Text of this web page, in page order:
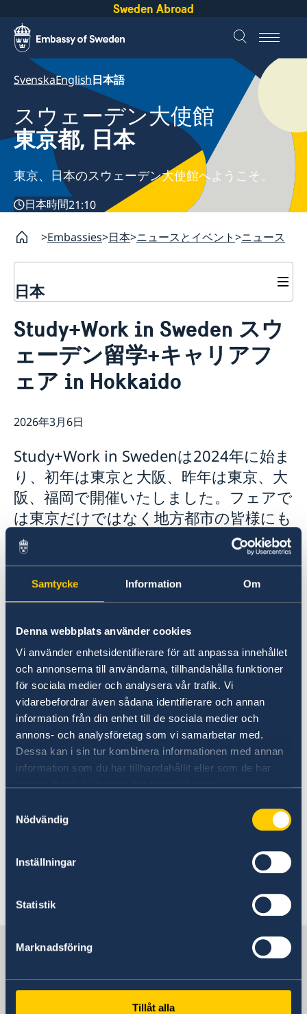
Samtycke Information Om
Denna webbplats använder cookies
Vi använder enhetsidentifierare för att anpassa innehållet
och annonserna till användarna, tillhandahålla funktioner
för sociala medier och analysera vår trafik. Vi
vidarebefordrar även sådana identifierare och annan
information från din enhet till de sociala medier och
annons- och analysföretag som vi samarbetar med.
Dessa kan i sin tur kombinera informationen med annan
information som du har tillhandahållit eller som de har
Nödvändig
Inställningar
Statistik
Marknadsföring
Tillåt alla
Sweden Abroad
SvenskaEnglish日本語
スウェーデン大使館
東京都, 日本
東京、日本のスウェーデン大使館へようこそ。
日本時間21:10
Embassies 日本 ニュースとイベント ニュース
日本
スウェーデン大使館について
ヴィクトリア・リー大使
スタッフ
科学イノベーション部 (OSI)
商務部・投資部
大使館の建築
ニュースとイベント
ニュース
スウェーデン大使館関連のイベントはこちらをご覧くだ
スウェーデン大使館への後援名義使用申請について
Study+Work in Sweden スウ
ェーデン留学+キャリアフ
ェア in Hokkaido
2026年3月6日
Study+Work in Swedenは2024年に始ま
り、初年は東京と大阪、昨年は東京、大
阪、福岡で開催いたしました。フェアで
は東京だけではなく地方都市の皆様にも
スウェーデン留学の魅力や、スウェーデ
ン企業で働く利点などをご紹介しており
ます。今回は北海道大学との共同主催と
してイベントを開催する運びとなりま
今回のイベントの最大の魅力はスウェーデンから5
つの大学、ルンド大学、ヨンショーピング大学、
ストックホルム大学、ハルムスタード大学、ヨテ
ボリ大学が参加することです。スウェーデンを代
表する大学が一同に集まる貴重な機会となりま
す。
詳細は
Study+Work in Sweden スウェーデン留学+キャ
をご参照ください。
初夏の北海道で5大学ともに皆様のお越しをお待ち
日本の中のスウェーデン
スウェーデン大使館